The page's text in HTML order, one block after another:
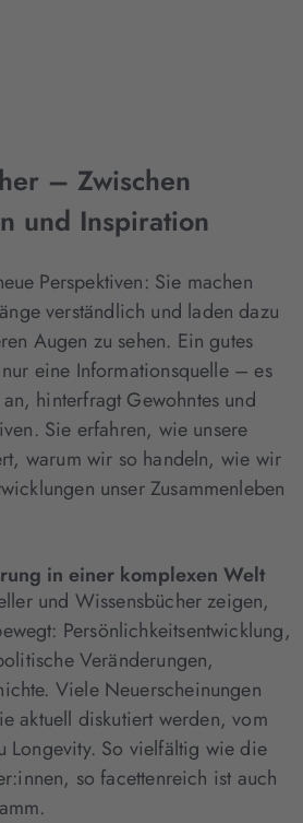
– Zwischen
und Inspiration
Perspektiven: Sie machen
verständlich und laden dazu
Augen zu sehen. Ein gutes
eine Informationsquelle – es
hinterfragt Gewohntes und
Sie erfahren, wie unsere
warum wir so handeln, wie wir
unser Zusammenleben
in einer komplexen Welt
und Wissensbücher zeigen,
Persönlichkeitsentwicklung,
Veränderungen,
Viele Neuerscheinungen
aktuell diskutiert werden, vom
Longevity. So vielfältig wie die
so facettenreich ist auch